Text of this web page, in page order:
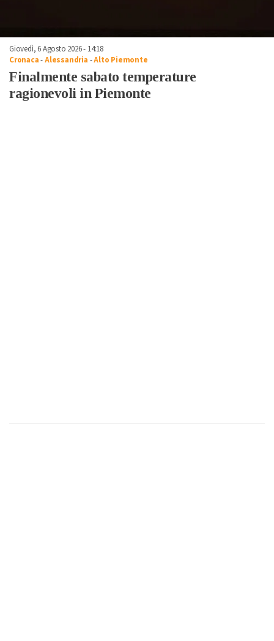
Giovedì, 6 Agosto 2026 - 14:18
Cronaca-Alessandria -Alto Piemonte
Finalmente sabato temperature
ragionevoli in Piemonte